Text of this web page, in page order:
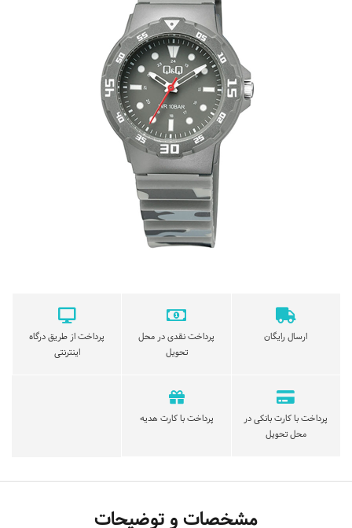
ارسال رایگان
پرداخت نقدی در محل
تحویل
پرداخت از طریق درگاه
اینترنتی
پرداخت با کارت بانکی در
محل تحویل
پرداخت با کارت هدیه
مشخصات و توضیحات